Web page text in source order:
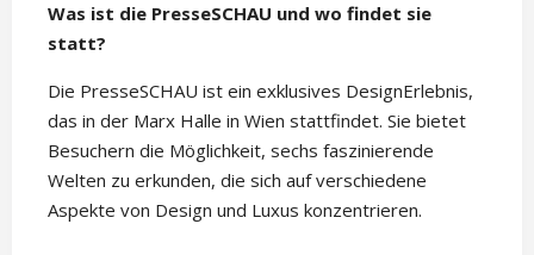
Was ist die PresseSCHAU und wo findet sie
statt?
Die PresseSCHAU ist ein exklusives DesignErlebnis,
das in der Marx Halle in Wien stattfindet. Sie bietet
Besuchern die Möglichkeit, sechs faszinierende
Welten zu erkunden, die sich auf verschiedene
Aspekte von Design und Luxus konzentrieren.